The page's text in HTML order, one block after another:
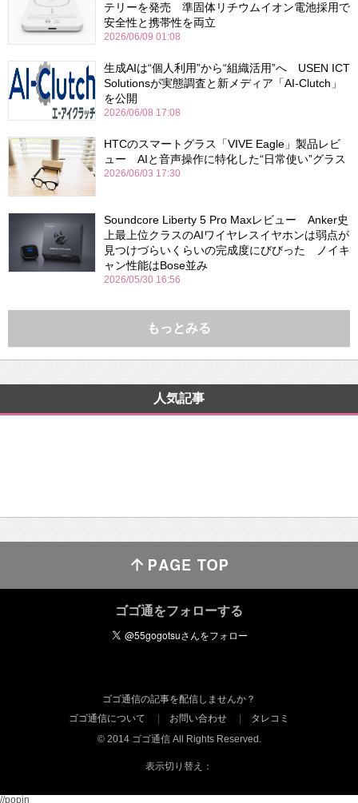
テリーを発売 準固体リチウムイオン電池採用で
安全性と携帯性を両立
2026/06/09 01:08
生成AIは“個人利用”から“組織活用”へ USEN ICT
Solutionsが実態調査と新メディア「AI-Clutch」
を公開
2026/06/08 17:08
HTCのスマートグラス「VIVE Eagle」製品レビ
ュー AIと音声操作に特化した“日常使い”グラス
2026/06/03 17:30
Soundcore Liberty 5 Pro Maxレビュー Anker史
上最上位クラスのAIワイヤレスイヤホンは弱点が
見つけづらいくらいの完成度にびびった ノイキ
ャン性能はBose並み
2026/05/30 16:56
もっとみる
人気記事
ゴゴ通をフォローする
ゴゴ通信の記事を配信しませんか？
ゴゴ通信について
お問い合わせ
タレコミ
© 2014 ゴゴ通信 All Rights Reserved.
表示切り替え：
//popin